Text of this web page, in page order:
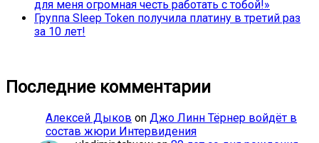
для меня огромная честь работать с тобой!»
Группа Sleep Token получила платину в третий раз
за 10 лет!
Последние комментарии
Алексей Дыков on Джо Линн Тёрнер войдёт в
состав жюри Интервидения